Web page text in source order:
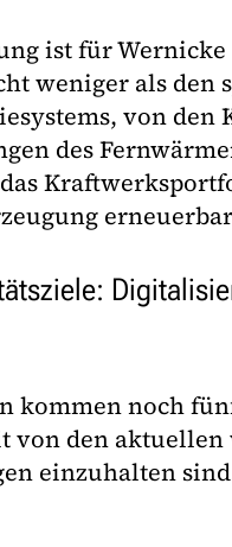
ist für
weniger als den
von den
des
kommen noch
von den
einzuhalten